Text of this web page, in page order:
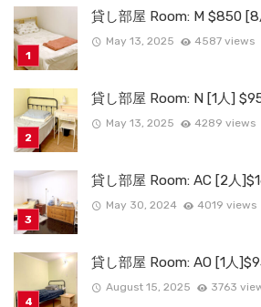
貸し部屋 Room: M $850
May 13, 2025 4587 views
貸し部屋 Room: N [1人]
May 13, 2025 4289 views
貸し部屋 Room: AC [2人
May 30, 2024 4019 views
貸し部屋 Room: AO [1人
August 15, 2025 3763